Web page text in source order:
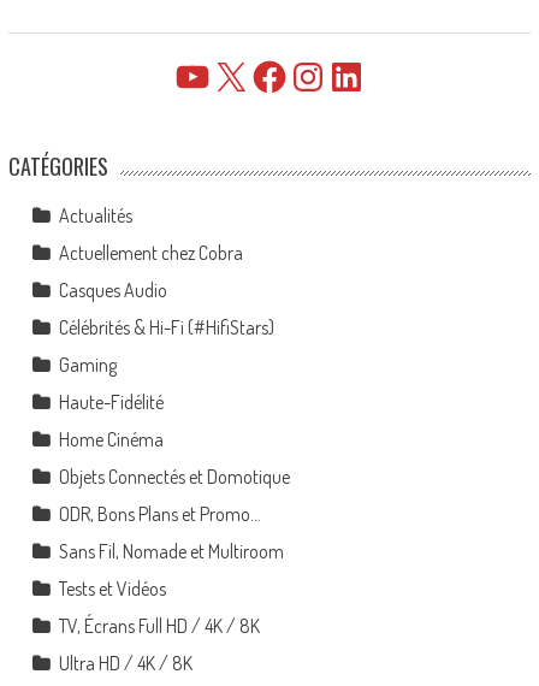
YouTube FacebookInstagramLinkedIn
CATÉGORIES
Actualités
Actuellement chez Cobra
Casques Audio
Célébrités & Hi-Fi (#HifiStars)
Gaming
Haute-Fidélité
Home Cinéma
Objets Connectés et Domotique
ODR, Bons Plans et Promo…
Sans Fil, Nomade et Multiroom
Tests et Vidéos
TV, Écrans Full HD / 4K / 8K
Ultra HD / 4K / 8K